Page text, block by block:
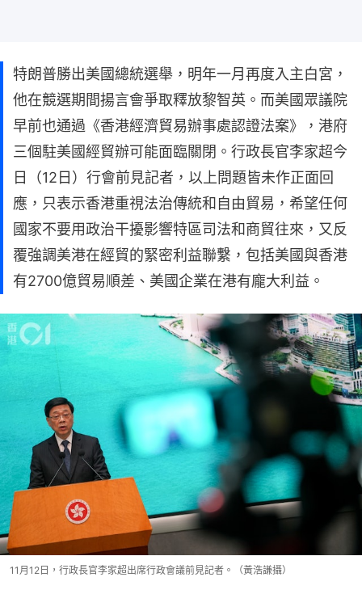
特朗普勝出美國總統選舉，明年一月再度入主白宮，
他在競選期間揚言會爭取釋放黎智英。而美國眾議院
早前也通過《香港經濟貿易辦事處認證法案》，港府
三個駐美國經貿辦可能面臨關閉。行政長官李家超今
日（12日）行會前見記者，以上問題皆未作正面回
應，只表示香港重視法治傳統和自由貿易，希望任何
國家不要用政治干擾影響特區司法和商貿往來，又反
覆強調美港在經貿的緊密利益聯繫，包括美國與香港
有2700億貿易順差、美國企業在港有龐大利益。
11月12日，行政長官李家超出席行政會議前見記者。（黃浩謙攝）